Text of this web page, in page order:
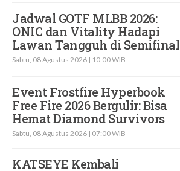
Jadwal GOTF MLBB 2026:
ONIC dan Vitality Hadapi
Lawan Tangguh di Semifinal
Sabtu, 08 Agustus 2026 | 10:00 WIB
Event Frostfire Hyperbook
Free Fire 2026 Bergulir: Bisa
Hemat Diamond Survivors
Sabtu, 08 Agustus 2026 | 07:00 WIB
KATSEYE Kembali